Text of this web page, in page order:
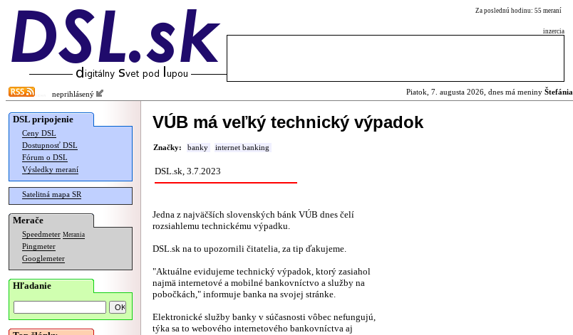
Za poslednú hodinu: 55 meraní
inzercia
neprihlásený Piatok, 7. augusta 2026, dnes má meniny Štefánia
DSL pripojenie
Ceny DSL
Dostupnosť DSL
Fórum o DSL
Výsledky meraní
Satelitná mapa SR
Merače
Speedmeter Merania
Pingmeter
Googlemeter
Hľadanie
VÚB má veľký technický výpadok
Značky: banky internet banking
DSL.sk, 3.7.2023
Jedna z najväčších slovenských bánk VÚB dnes čelí
rozsiahlemu technickému výpadku.
DSL.sk na to upozornili čitatelia, za tip ďakujeme.
"Aktuálne evidujeme technický výpadok, ktorý zasiahol
najmä internetové a mobilné bankovníctvo a služby na
pobočkách," informuje banka na svojej stránke.
Elektronické služby banky v súčasnosti vôbec nefungujú,
týka sa to webového internetového bankovníctva aj